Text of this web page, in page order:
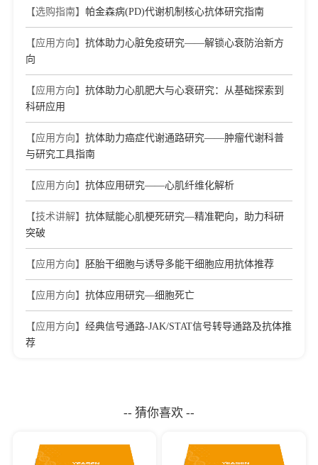
【选购指南】 帕金森病(PD)代谢机制核心抗体研究指南
【应用方向】 抗体助力心脏免疫研究——解锁心衰防治新方
向
【应用方向】 抗体助力心肌肥大与心衰研究：从基础探索到
科研应用
【应用方向】 抗体助力癌症代谢通路研究——肿瘤代谢科普
与研究工具指南
【应用方向】 抗体应用研究——心肌纤维化解析
【技术讲解】 抗体赋能心肌梗死研究—精准靶向，助力科研
突破
【应用方向】 胚胎干细胞与诱导多能干细胞应用抗体推荐
【应用方向】 抗体应用研究—细胞死亡
【应用方向】 经典信号通路-JAK/STAT信号转导通路及抗体推
荐
-- 猜你喜欢 --